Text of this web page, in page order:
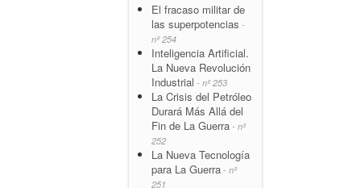
El fracaso militar de
las superpotencias -
nº 254
Inteligencia Artificial.
La Nueva Revolución
Industrial - nº 253
La Crisis del Petróleo
Durará Más Allá del
Fin de La Guerra - nº
252
La Nueva Tecnología
para La Guerra - nº
251